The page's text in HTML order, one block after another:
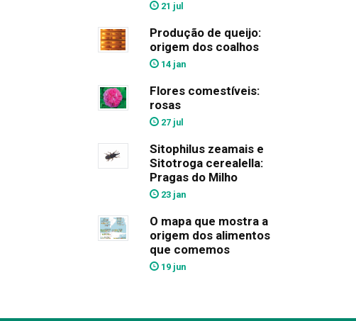
21 jul
Produção de queijo:
origem dos coalhos
14 jan
Flores comestíveis:
rosas
27 jul
Sitophilus zeamais e
Sitotroga cerealella:
Pragas do Milho
23 jan
O mapa que mostra a
origem dos alimentos
que comemos
19 jun